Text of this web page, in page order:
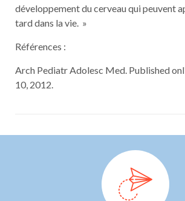
développement du cerveau qui peuvent
tard dans la vie. »
Références :
Arch Pediatr Adolesc Med. Published
10, 2012.